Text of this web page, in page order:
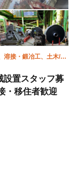
溶接・鍛冶工、土木/鳶
設置スタッフ募
・移住者歓迎